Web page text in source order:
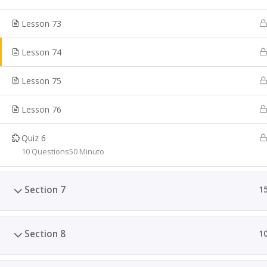
Lesson 73
Lesson 74
Lesson 75
Lesson 76
Quiz 6
50 Minuto
10 Questions
Section 7
Section 8